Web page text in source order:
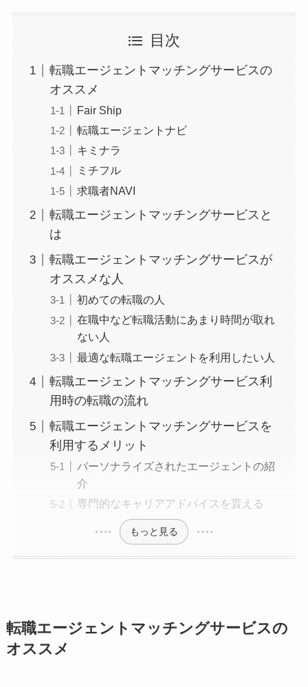
目次
転職エージェントマッチングサービスの
オススメ
Fair Ship
転職エージェントナビ
キミナラ
ミチフル
求職者NAVI
転職エージェントマッチングサービスと
は
転職エージェントマッチングサービスが
オススメな人
初めての転職の人
在職中など転職活動にあまり時間が取れ
ない人
最適な転職エージェントを利用したい人
転職エージェントマッチングサービス利
用時の転職の流れ
転職エージェントマッチングサービスを
利用するメリット
パーソナライズされたエージェントの紹
介
専門的なキャリアアドバイスを貰える
もっと見る
転職エージェントマッチングサービスの
オススメ